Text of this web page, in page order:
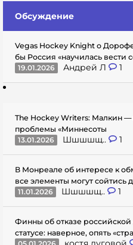
Обсуждение
Vegas Hockey Knight о
бы Россия «научилась вести
19.01.2026
Андрей Л 1
The Hockey Writers: Малкин
проблемы «Миннесоты
13.01.2026
Шшшшщ.. 1
В Монреале об интересе к
все элементы могут сойтись
11.01.2026
Шшшшщ.. 1
Финны об отказе
статусе: наверное, опять